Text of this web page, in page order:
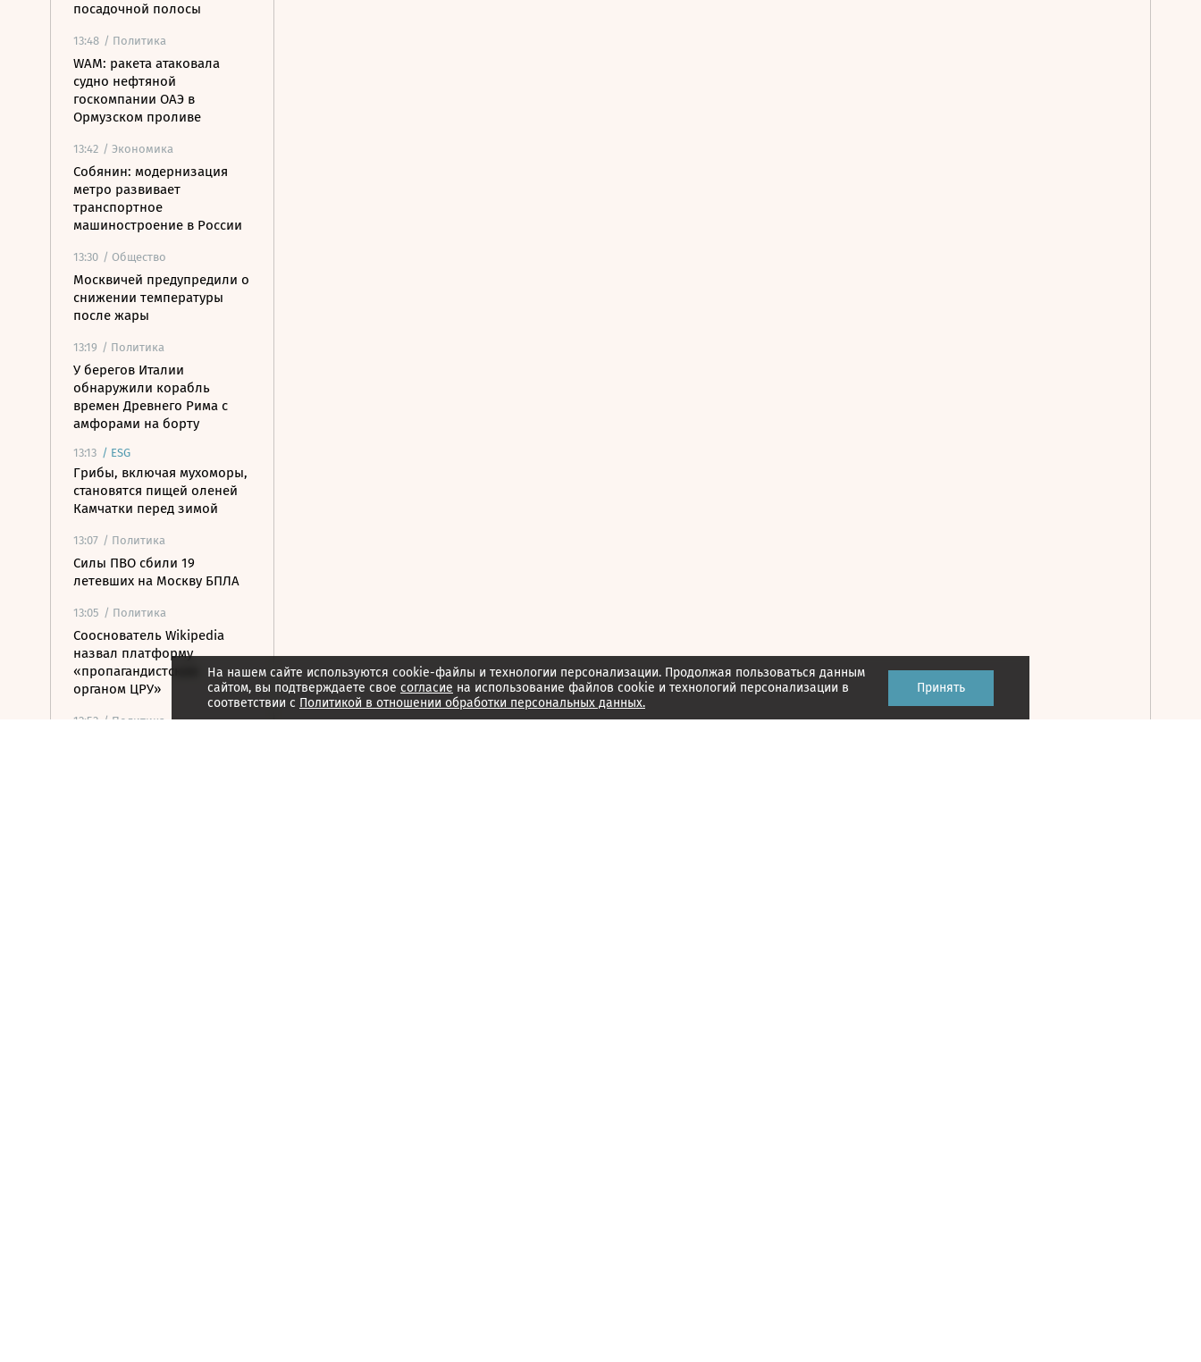
посадочной полосы
13:48 / Политика
WAM: ракета атаковала
судно нефтяной
госкомпании ОАЭ в
Ормузском проливе
13:42 / Экономика
Собянин: модернизация
метро развивает
транспортное
машиностроение в России
13:30 / Общество
Москвичей предупредили о
снижении температуры
после жары
13:19 / Политика
У берегов Италии
обнаружили корабль
времен Древнего Рима с
амфорами на борту
13:13 / ESG
Грибы, включая мухоморы,
становятся пищей оленей
Камчатки перед зимой
13:07 / Политика
Силы ПВО сбили 19
летевших на Москву БПЛА
13:05 / Политика
Сооснователь Wikipedia
назвал платформу
«пропагандистским
органом ЦРУ»
12:53 / Политика
На нашем сайте используются cookie-файлы и технологии персонализации. Продолжая пользоваться данным
сайтом, вы подтверждаете свое согласие на использование файлов cookie и технологий персонализации в
соответствии с Политикой в отношении обработки персональных данных.
Принять